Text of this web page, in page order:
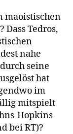
maoistischen
Tedros,
nahe
seine
hat
im
mitspielt
Hopkins-
bei RT)?